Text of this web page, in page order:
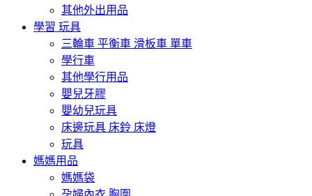
其他外出用品
學習 玩具
三輪車 平衡車 滑板車 單車
學行車
其他學行用品
嬰兒牙膠
嬰幼兒玩具
床邊玩具 床鈴 床燈
玩具
媽媽用品
媽媽袋